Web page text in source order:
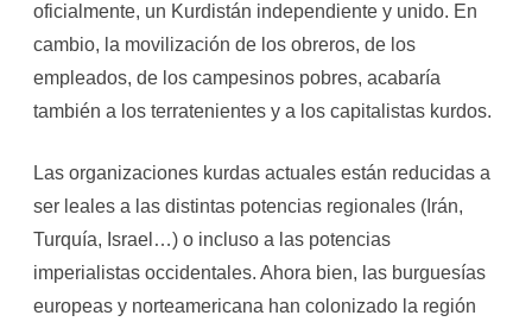
oficialmente, un Kurdistán independiente y unido. En
cambio, la movilización de los obreros, de los
empleados, de los campesinos pobres, acabaría
también a los terratenientes y a los capitalistas kurdos.
Las organizaciones kurdas actuales están reducidas a
ser leales a las distintas potencias regionales (Irán,
Turquía, Israel…) o incluso a las potencias
imperialistas occidentales. Ahora bien, las burguesías
europeas y norteamericana han colonizado la región